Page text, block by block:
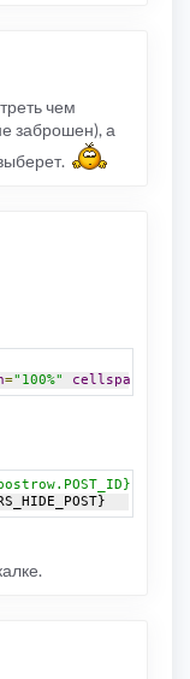
чем
заброшен), а
="100%" cellspacing